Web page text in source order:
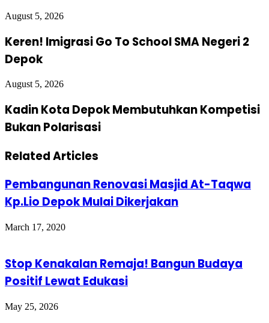
August 5, 2026
Keren! Imigrasi Go To School SMA Negeri 2
Depok
August 5, 2026
Kadin Kota Depok Membutuhkan Kompetisi
Bukan Polarisasi
Related Articles
Pembangunan Renovasi Masjid At-Taqwa
Kp.Lio Depok Mulai Dikerjakan
March 17, 2020
Stop Kenakalan Remaja! Bangun Budaya
Positif Lewat Edukasi
May 25, 2026